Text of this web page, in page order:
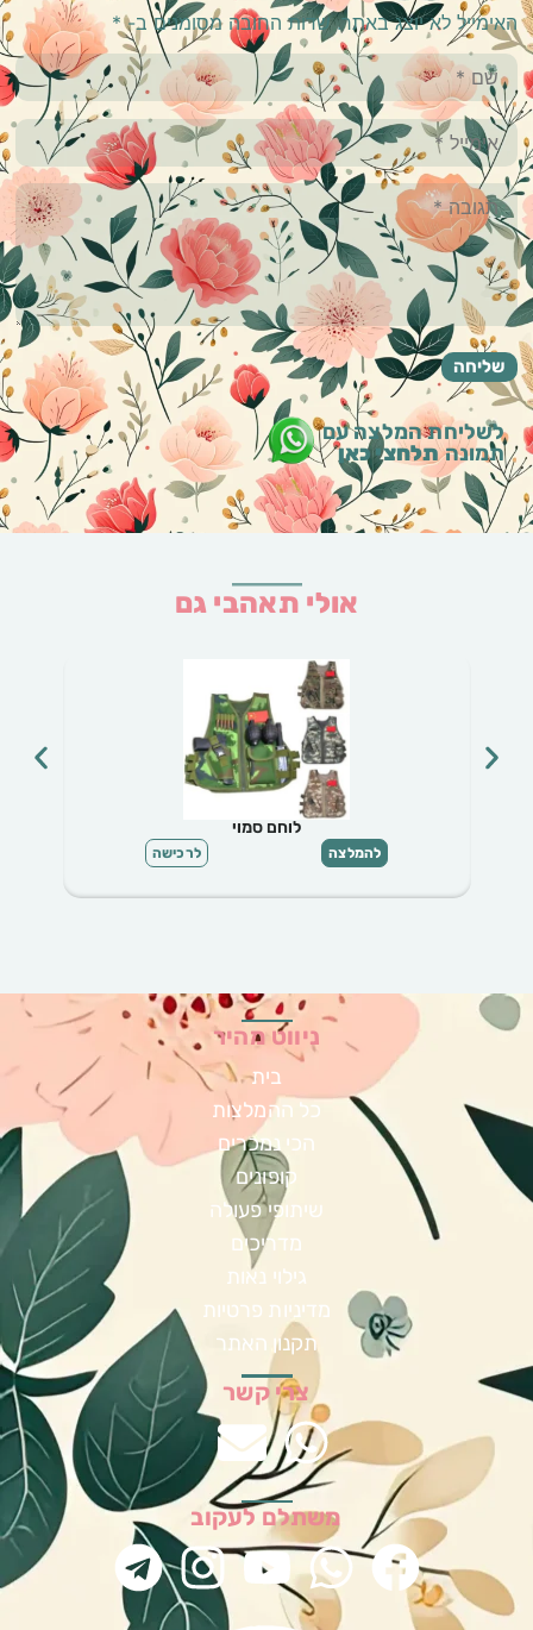
האימייל לא יוצג באתר. שדות החובה מסומנים ב-*
לשליחת המלצה עם
תמונהתלחצי כאן
אולי תאהבי גם
לוחם סמוי
להמלצה לרכישה
ניווט מהיר
בית
כל ההמלצות
הכי נמכרים
קופונים
שיתופי פעולה
מדריכים
גילוי נאות
מדיניות פרטיות
תקנון האתר
צרי קשר
משתלם לעקוב